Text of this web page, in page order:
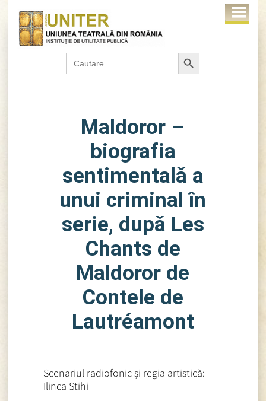
Search
for:
Search Button
Maldoror –
biografia
sentimentalǎ a
unui criminal în
serie, dupǎ Les
Chants de
Maldoror de
Contele de
Lautréamont
Scenariul radiofonic și regia artistică:
Ilinca Stihi